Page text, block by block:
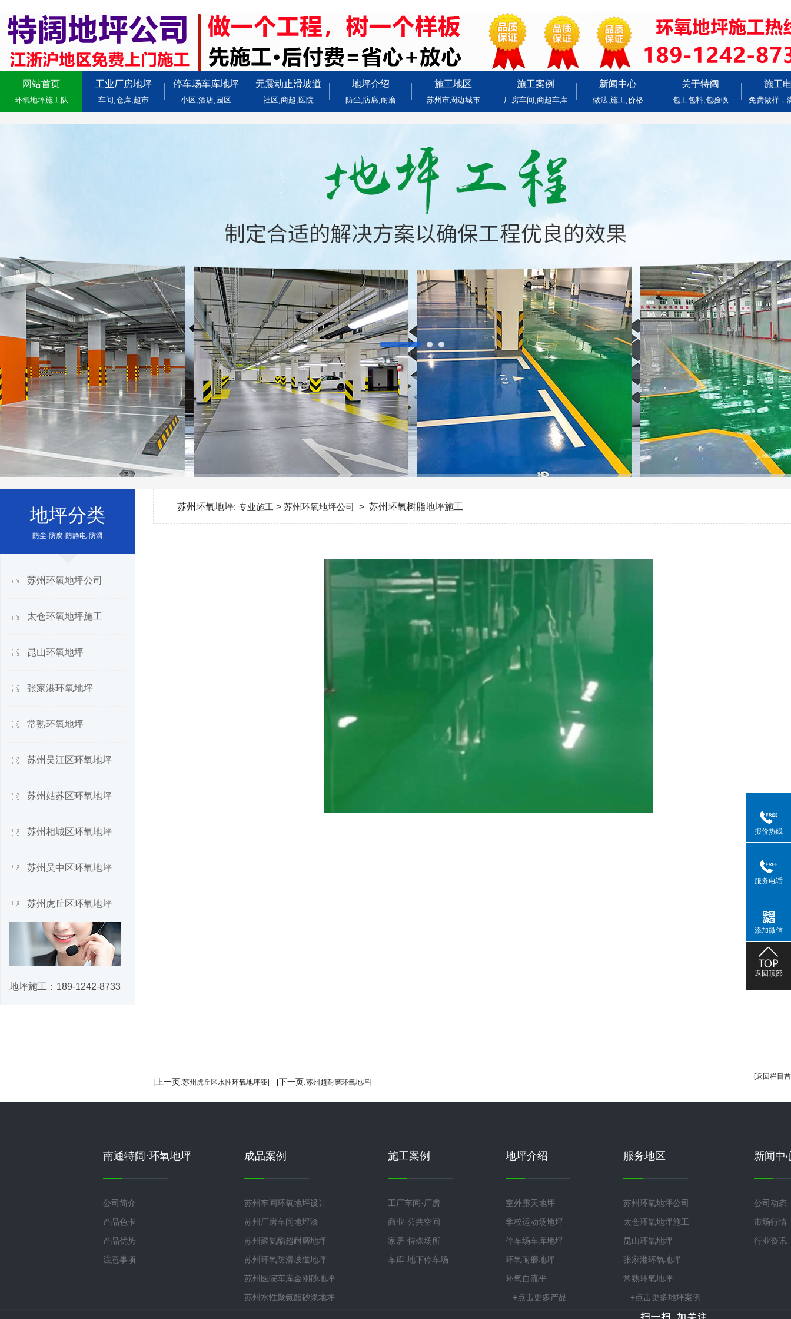
网站首页
环氧地坪施工队
工业厂房地坪
车间,仓库,超市
停车场车库地坪
小区,酒店,园区
无震动止滑坡道
社区,商超,医院
地坪介绍
防尘,防腐,耐磨
施工地区
苏州市周边城市
施工案例
厂房车间,商超车库
新闻中心
做法,施工,价格
关于特阔
包工包料,包验收
施工
免费做样，
地坪分类
防尘·防腐·防静电·防滑
苏州环氧地坪公司
太仓环氧地坪施工
昆山环氧地坪
张家港环氧地坪
常熟环氧地坪
苏州吴江区环氧地坪
苏州姑苏区环氧地坪
苏州相城区环氧地坪
苏州吴中区环氧地坪
苏州虎丘区环氧地坪
地坪施工： 189-1242-8733
苏州环氧地坪: 专业施工 > 苏州环氧地坪公司 > 苏州环氧树脂地坪施工
[返回栏目
[上一页:苏州虎丘区水性环氧地坪漆] [下一页:苏州超耐磨环氧地坪]
南通特阔·环氧地坪
公司简介
产品色卡
产品优势
注意事项
成品案例
苏州车间环氧地坪设计
苏州厂房车间地坪漆
苏州聚氨酯超耐磨地坪
苏州环氧防滑坡道地坪
苏州医院车库金刚砂地坪
苏州水性聚氨酯砂浆地坪
施工案例
工厂车间·厂房
商业·公共空间
家居·特殊场所
车库·地下停车场
地坪介绍
室外露天地坪
学校运动场地坪
停车场车库地坪
环氧耐磨地坪
环氧自流平
...+点击更多产品
服务地区
苏州环氧地坪公司
太仓环氧地坪施工
昆山环氧地坪
张家港环氧地坪
常熟环氧地坪
...+点击更多地坪案例
新闻中
公司动态
市场行情
行业资讯
报价热线
服务电话
添加微信
返回顶部